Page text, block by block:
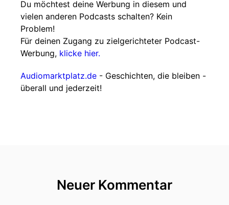
Du möchtest deine Werbung in diesem und
vielen anderen Podcasts schalten? Kein
Problem!
Für deinen Zugang zu zielgerichteter Podcast-
Werbung, klicke hier.
Audiomarktplatz.de - Geschichten, die bleiben -
überall und jederzeit!
Neuer Kommentar